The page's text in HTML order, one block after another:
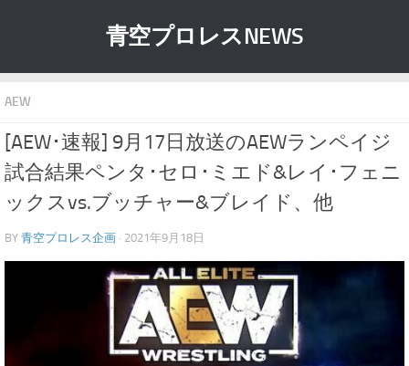
青空プロレスNEWS
AEW
[AEW･速報] 9月17日放送のAEWランペイジ
試合結果ペンタ･セロ･ミエド&レイ･フェニ
ックスvs.ブッチャー&ブレイド、他
BY 青空プロレス企画 · 2021年9月18日